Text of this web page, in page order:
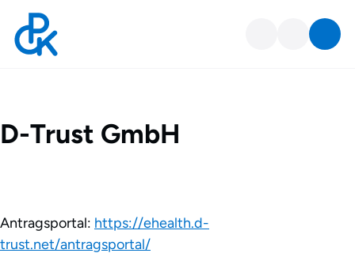
D-Trust GmbH
D-Trust GmbH
Antragsportal: https://ehealth.d-
trust.net/antragsportal/